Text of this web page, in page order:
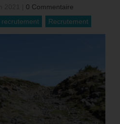
0 Commentaire
Recrutement